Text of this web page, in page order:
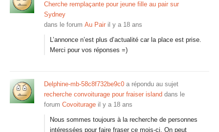
Cherche remplaçante pour jeune fille au pair sur
Sydney
dans le forum Au Pair il y a 18 ans
L’annonce n’est plus d’actualité car la place est prise.
Merci pour vos réponses =)
Delphine-mb-58c8f732be9c0 a répondu au sujet
recherche convoiturage pour fraiser island dans le
forum Covoiturage il y a 18 ans
Nous sommes toujours à la recherche de personnes
intéressées pour faire fraser ce mois-ci. On peut